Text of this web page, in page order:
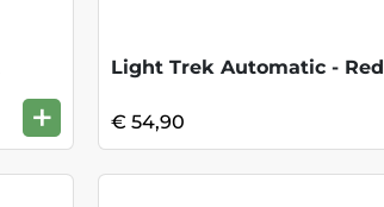
+
Light Trek Automatic - Red
€ 54,90